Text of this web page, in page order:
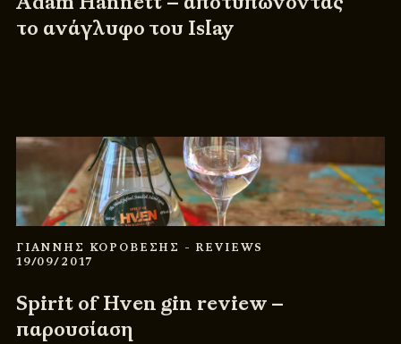
το ανάγλυφο του Islay
ΓΙΑΝΝΗΣ ΚΟΡΟΒΕΣΗΣ - REVIEWS
19/09/2017
Spirit of Hven gin review –
παρουσίαση